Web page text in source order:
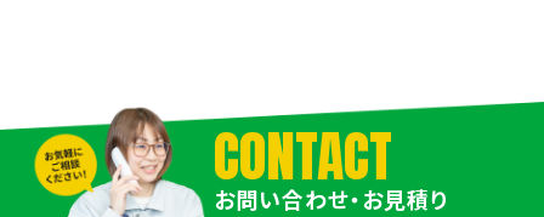
CONTACT
お問い合わせ・お見積り